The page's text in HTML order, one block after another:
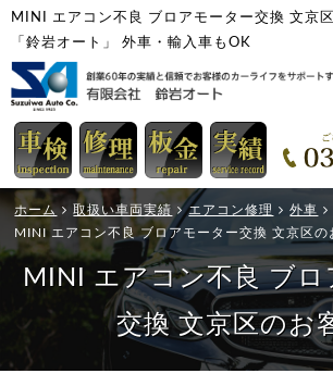
MINI エアコン不良 ブロアモーター交換 文京
「鈴岩オート」 外車・輸入車もOK
ホーム 取扱い車両実績 エアコン修理 外車
MINI エアコン不良 ブロアモーター交換 文京区の
MINI エアコン不良 ブロ
交換 文京区のお